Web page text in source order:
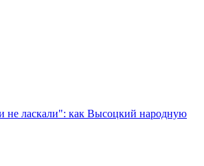
не ласкали": как Высоцкий народную